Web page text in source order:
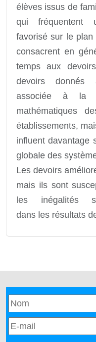
élèves issus de
qui fréquentent
favorisé sur le plan
consacrent en
temps aux
devoirs
associée à la
mathématiques
établissements,
influent davantage
globale des
Les devoirs
mais ils sont
les inégalités
dans les résultats